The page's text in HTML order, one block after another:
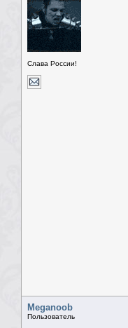
Слава России!
Meganoob
Пользователь